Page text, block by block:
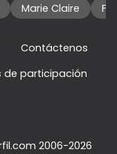
Marie Claire
Contáctenos
de participación
2006-2026